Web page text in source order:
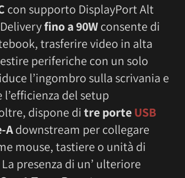
con supporto DisplayPort Alt
fino a 90Wconsente di
trasferire video in alta
periferiche con un solo
l’ingombro sulla scrivania e
del setup
dispone ditre porteUSB
Adownstream per collegare
mouse, tastiere o unità di
presenza di un’ ulteriore